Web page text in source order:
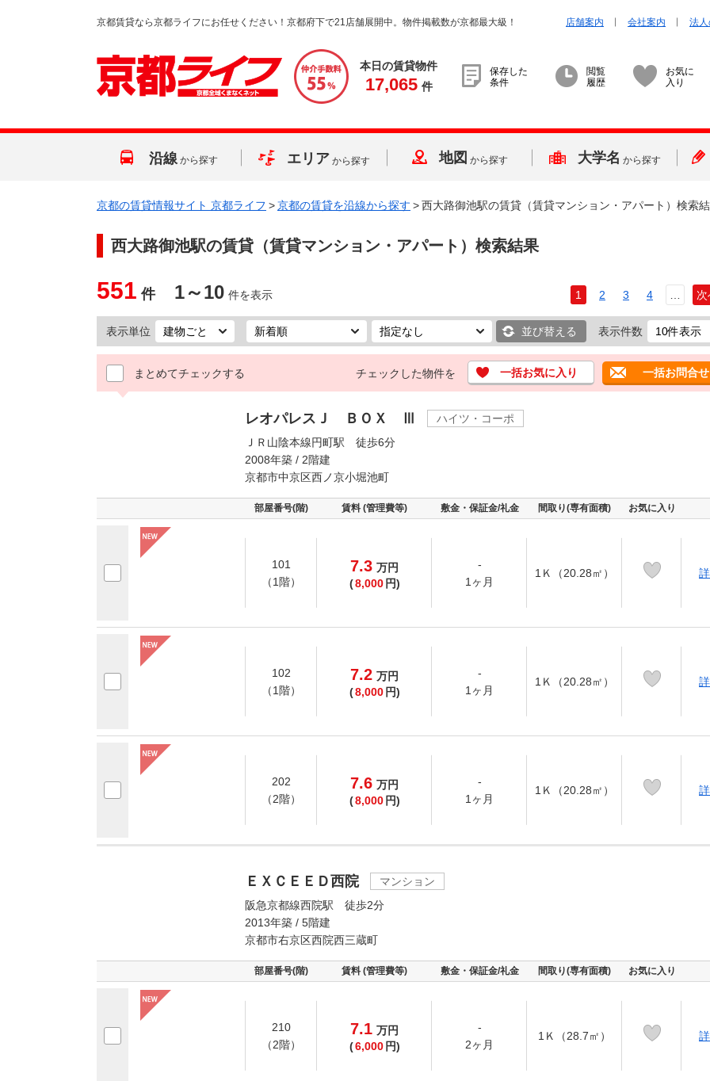
京都賃貸なら京都ライフにお任せください！京都府下で21店舗展開中。物件掲載数が京都最大級！ 店舗案内 会社案内 法
本日の賃貸物件
17,065 件
保存した
条件
閲覧
履歴
お気に
入り
沿線 から探す エリア から探す 地図 から探す 大学名 から探す
京都の賃貸情報サイト 京都ライフ >京都の賃貸を沿線から探す >西大路御池駅の賃貸（賃貸マンション・アパート）検索
西大路御池駅の賃貸（賃貸マンション・アパート）検索結果
551 件 1～10 件を表示 1 2 3 4
表示単位 並び替える 表示件数
まとめてチェックする チェックした物件を 一括お気に入り 一括お問合せ
レオパレスＪ ＢＯＸ Ⅲ
ハイツ・コーポ
ＪＲ山陰本線円町駅 徒歩6分
2008年築 / 2階建
京都市中京区西ノ京小堀池町
部屋番号(階) 賃料 (管理費等) 敷金・保証金/礼金 間取り(専有面積) お気に入り
101
（1階）
7.3 万円
(8,000 円)
-
1ヶ月
1Ｋ（20.28㎡）
102
（1階）
7.2 万円
(8,000 円)
-
1ヶ月
1Ｋ（20.28㎡）
202
（2階）
7.6 万円
(8,000 円)
-
1ヶ月
1Ｋ（20.28㎡）
ＥＸＣＥＥＤ西院
マンション
阪急京都線西院駅 徒歩2分
2013年築 / 5階建
京都市右京区西院西三蔵町
部屋番号(階) 賃料 (管理費等) 敷金・保証金/礼金 間取り(専有面積) お気に入り
210
（2階）
7.1 万円
(6,000 円)
-
2ヶ月
1Ｋ（28.7㎡）